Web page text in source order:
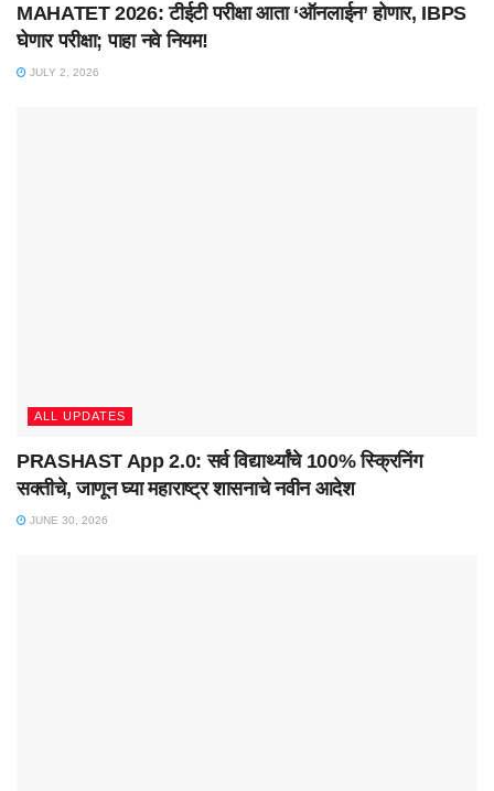
MAHATET 2026: टीईटी परीक्षा आता ‘ऑनलाईन’ होणार, IBPS
घेणार परीक्षा; पाहा नवे नियम!
JULY 2, 2026
ALL UPDATES
PRASHAST App 2.0: सर्व विद्यार्थ्यांचे 100% स्क्रिनिंग
सक्तीचे, जाणून घ्या महाराष्ट्र शासनाचे नवीन आदेश
JUNE 30, 2026